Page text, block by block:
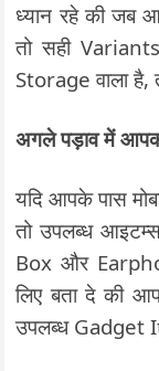
ध्यान रहे की जब
तो सही
Storage वाला
अगले पड़ाव में
यदि आपके पास
तो उपलब्ध
Box और
लिए बता दे की
उपलब्ध Gadget